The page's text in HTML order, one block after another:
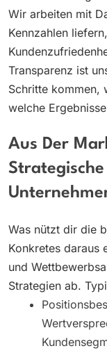
Wir arbeiten mit
Kennzahlen
Transparenz ist
Schritte kommen,
welche
Aus Der
Was nützt dir die
Konkretes daraus
und
Strategien ab.